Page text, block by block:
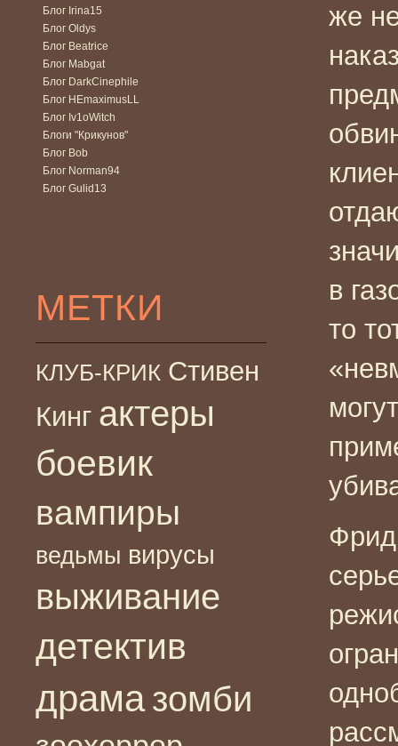
Блог Irina15
Блог Oldys
Блог Beatrice
Блог Mabgat
Блог DarkCinephile
Блог HEmaximusLL
Блог Iv1oWitch
Блоги "Крикунов"
Блог Bob
Блог Norman94
Блог Gulid13
МЕТКИ
КЛУБ-КРИК Стивен
Кинг актеры
боевик
вампиры
ведьмы вирусы
выживание
детектив
драма зомби
же
в
то